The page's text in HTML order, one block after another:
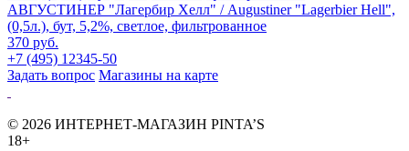
АВГУСТИНЕР "Лагербир Хелл" / Augustiner "Lagerbier Hell",
(0,5л.), бут, 5,2%, светлое, фильтрованное
370 руб.
+7 (495) 12345-50
Задать вопрос Магазины на карте
© 2026 ИНТЕРНЕТ-МАГАЗИН PINTA’S
18+